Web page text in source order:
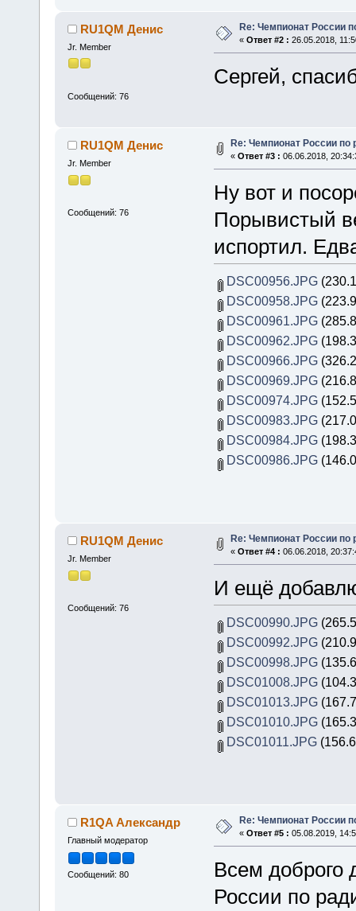
RU1QM Денис
Jr. Member
Сообщений: 76
Re: Чемпионат России
« Ответ #2 : 26.05.2018,
Сергей,
RU1QM Денис
Jr. Member
Сообщений: 76
Re: Чемпионат России по
« Ответ #3 : 06.06.2018,
Ну вот и
Порывистый
испортил.
DSC00956.JPG
DSC00958.JPG
DSC00961.JPG
DSC00962.JPG
DSC00966.JPG
DSC00969.JPG
DSC00974.JPG
DSC00983.JPG
DSC00984.JPG
DSC00986.JPG
RU1QM Денис
Jr. Member
Сообщений: 76
Re: Чемпионат России по
« Ответ #4 : 06.06.2018,
И ещё
DSC00990.JPG
DSC00992.JPG
DSC00998.JPG
DSC01008.JPG
DSC01013.JPG
DSC01010.JPG
DSC01011.JPG
R1QA Александр
Главный модератор
Сообщений: 80
Re: Чемпионат России
« Ответ #5 : 05.08.2019,
Всем доброго
России по